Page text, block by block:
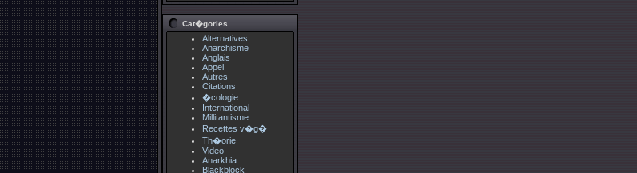
Cat�gories
Alternatives
Anarchisme
Anglais
Appel
Autres
Citations
�cologie
International
Millitantisme
Recettes v�g�
Th�orie
Video
Anarkhia
Blackblock